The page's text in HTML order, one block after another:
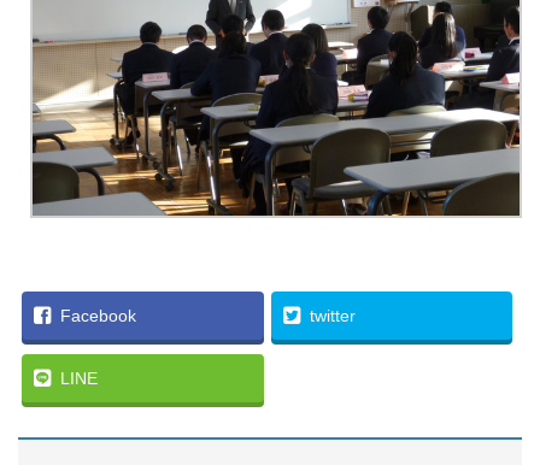
Facebook twitter
LINE